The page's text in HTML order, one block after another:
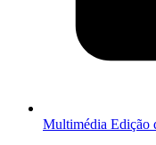
Multimédia Edição